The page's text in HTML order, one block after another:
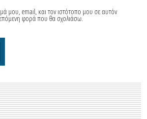
μου, email, και τον ιστότοπο μου σε αυτόν
φορά που θα σχολιάσω.